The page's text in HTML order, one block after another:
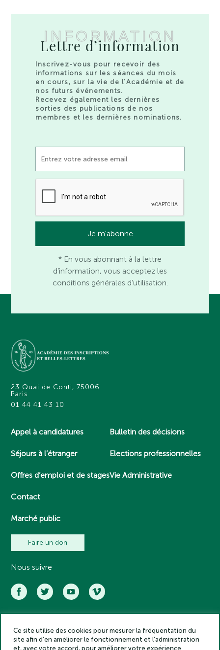
INFORMATION
Lettre d’information
Inscrivez-vous pour recevoir des
informations sur les séances du mois
en cours, sur la vie de l’Académie et de
nos futurs événements.
Recevez également les dernières
sorties des publications de nos
membres et les dernières nominations.
* En vous abonnant à la lettre
d’information, vous acceptez les
conditions générales d’utilisation.
23 Quai de Conti, 75006
Paris
01 44 41 43 10
Appel à candidatures
Séjours à l’étranger
Offres d’emploi et de stages
Contact
Marché public
Bulletin des décisions
Elections professionnelles
Vie Administrative
Faire un don
Nous suivre
Académie des inscriptions et belles lettres – Tous droits réservés
2025
Ce site utilise des cookies pour mesurer la fréquentation du
site afin d’en améliorer le fonctionnement et l’administration
et, avec votre accord, pour améliorer votre expérience